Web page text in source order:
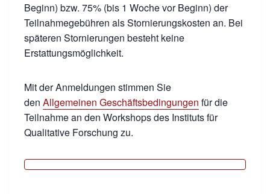
Beginn) bzw. 75% (bis 1 Woche vor Beginn) der
Teilnahmegebühren als Stornierungskosten an. Bei
späteren Stornierungen besteht keine
Erstattungsmöglichkeit.
Mit der Anmeldungen stimmen Sie
den Allgemeinen Geschäftsbedingungen für die
Teilnahme an den Workshops des Instituts für
Qualitative Forschung zu.